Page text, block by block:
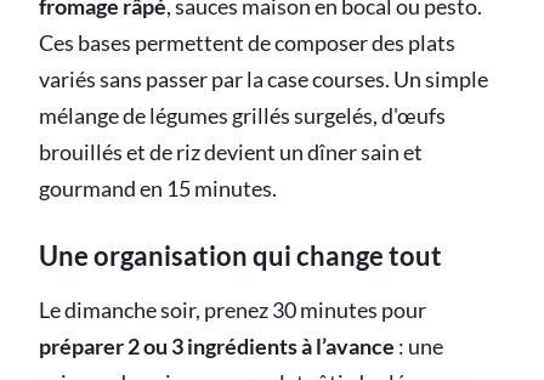
fromage râpé, sauces maison en bocal ou pesto.
Ces bases permettent de composer des plats
variés sans passer par la case courses. Un simple
mélange de légumes grillés surgelés, d'œufs
brouillés et de riz devient un dîner sain et
gourmand en 15 minutes.
Une organisation qui change tout
Le dimanche soir, prenez 30 minutes pour
préparer 2 ou 3 ingrédients à l’avance : une